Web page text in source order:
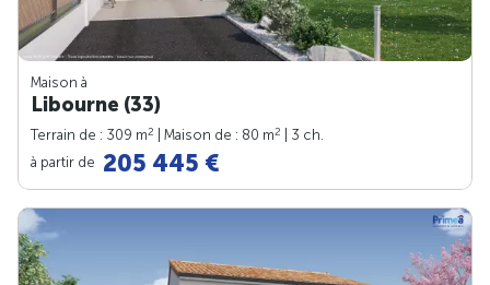
Maison à
Libourne (33)
Terrain de : 309 m2 | Maison de : 80 m2
| 3 ch.
à partir de 205 445 €